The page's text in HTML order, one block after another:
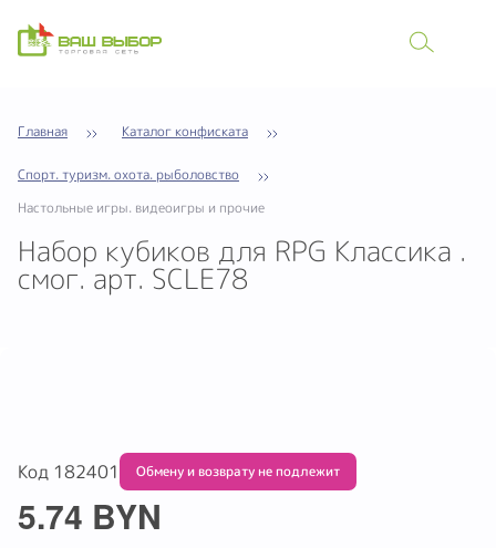
Главная Каталог конфиската
Спорт. туризм. охота. рыболовство
Настольные игры. видеоигры и прочие
Haбоp кубиков для RPG Kлассика .
смог. apт. SCLE78
Код 182401 Обмену и возврату не подлежит
5.74 BYN